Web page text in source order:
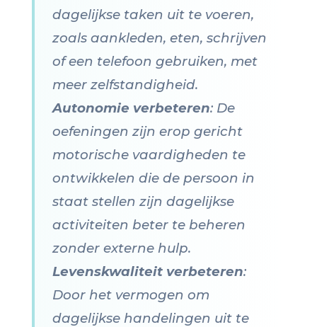
dagelijkse taken uit te voeren,
zoals aankleden, eten, schrijven
of een telefoon gebruiken, met
meer zelfstandigheid.
Autonomie verbeteren: De
oefeningen zijn erop gericht
motorische vaardigheden te
ontwikkelen die de persoon in
staat stellen zijn dagelijkse
activiteiten beter te beheren
zonder externe hulp.
Levenskwaliteit verbeteren:
Door het vermogen om
dagelijkse handelingen uit te